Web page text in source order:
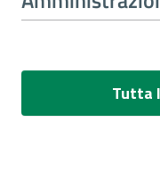
Tutta